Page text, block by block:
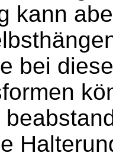
kann
bei